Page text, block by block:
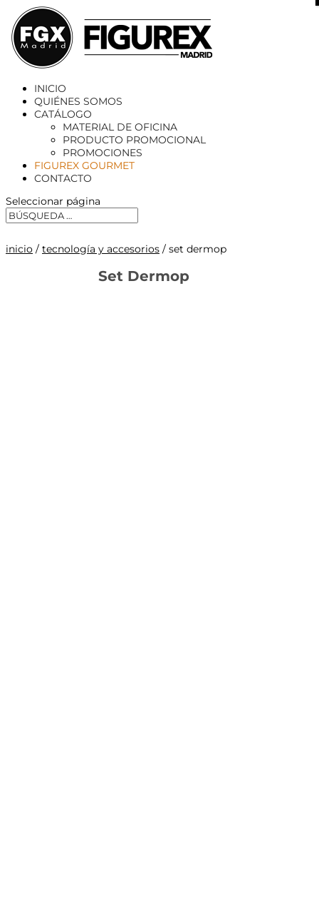
INICIO
QUIÉNES SOMOS
CATÁLOGO
MATERIAL DE OFICINA
PRODUCTO PROMOCIONAL
PROMOCIONES
FIGUREX GOURMET
CONTACTO
Seleccionar página
inicio / tecnología y accesorios / set dermop
Set Dermop